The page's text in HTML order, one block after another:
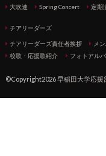
大吹連 Spring Concert 定期
チアリーダーズ
チアリーダーズ責任者挨拶 メ
校歌・応援歌紹介
フォトアル
©Copyright2026早稲田大学応援